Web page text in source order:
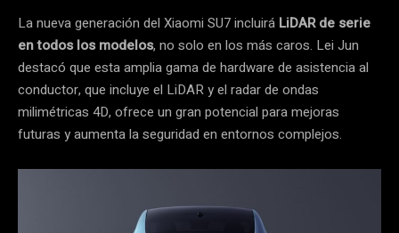
La nueva generación del Xiaomi SU7 incluirá LiDAR de serie
en todos los modelos, no solo en los más caros. Lei Jun
destacó que esta amplia gama de hardware de asistencia al
conductor, que incluye el LiDAR y el radar de ondas
milimétricas 4D, ofrece un gran potencial para mejoras
futuras y aumenta la seguridad en entornos complejos.